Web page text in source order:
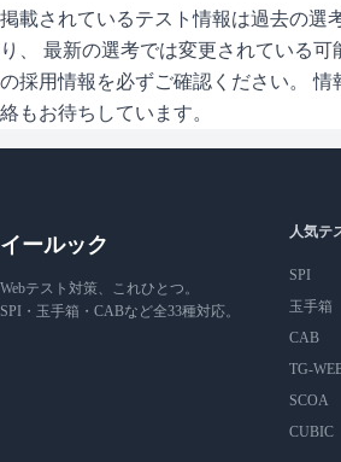
掲載されているテスト情報は過去の選
り、 最新の選考では変更されている可
の採用情報を必ずご確認ください。 情
絡もお待ちしています。
イールック
Webテスト対策、これひとつ。
SPI・玉手箱・CABなど全33種対応。
人気テ
SPI
玉手箱
CAB
TG-
SCOA
CUBIC